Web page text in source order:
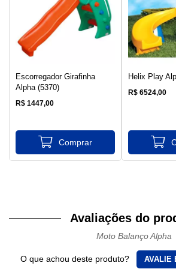
Escorregador Girafinha
Alpha (5370)
R$ 1447,00
Helix Play
R$ 6524,00
Avaliações do
Moto Balanço Alpha
O que achou deste produto? AVALIE